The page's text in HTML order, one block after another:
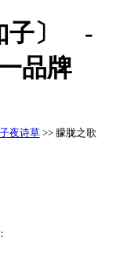
子〕 -
品牌
子夜诗草>> 朦胧之歌